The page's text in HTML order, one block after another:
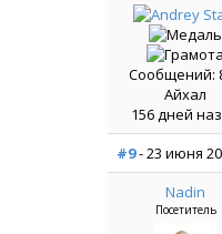
Сообщений:
Айхал
156 дней
#9- 23 июня
Nadin
Посетитель